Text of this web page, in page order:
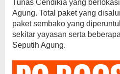
Tunas Cendikia yang
Agung. Total paket yang
paket sembako yang
sekitar yayasan serta
Seputih Agung.